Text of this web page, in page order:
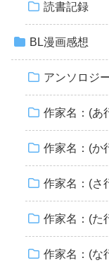
読書記録
BL漫画感想
アンソロジ
作家名：(あ
作家名：(か
作家名：(さ
作家名：(た
作家名：(な